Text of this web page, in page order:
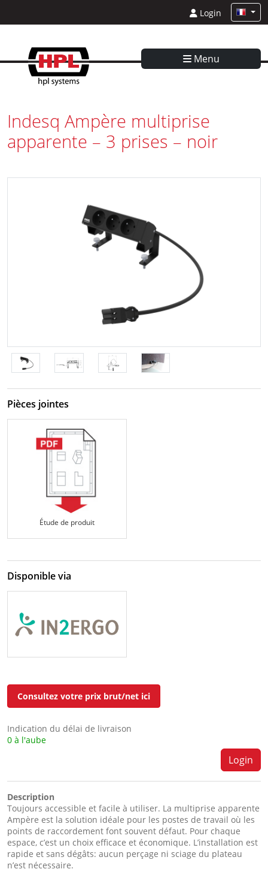
Login
Menu
Indesq Ampère multiprise
apparente – 3 prises – noir
Consultez votre prix brut/net ici
Indication du délai de livraison
0 à l'aube
Login
Description
Toujours accessible et facile à utiliser. La multiprise apparente
Ampère est la solution idéale pour les postes de travail où les
points de raccordement font souvent défaut. Pour chaque
espace, c’est un choix efficace et économique. L’installation est
rapide et sans dégâts: aucun perçage ni sciage du plateau
n’est nécessaire.
Pièces jointes
Étude de produit
Disponible via